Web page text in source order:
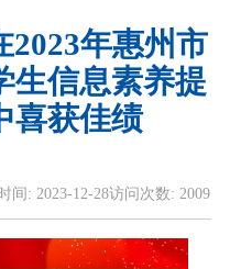
2023年惠州市
生信息素养提
喜获佳绩
间: 2023-12-28访问次数: 2009